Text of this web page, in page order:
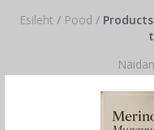
Esileht / Pood /